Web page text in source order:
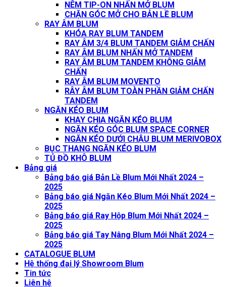
NÊM TIP-ON NHẤN MỞ BLUM
CHẶN GÓC MỞ CHO BẢN LỀ BLUM
RAY ÂM BLUM
KHÓA RAY BLUM TANDEM
RAY ÂM 3/4 BLUM TANDEM GIẢM CHẤN
RAY ÂM BLUM NHẤN MỞ TANDEM
RAY ÂM BLUM TANDEM KHÔNG GIẢM
CHẤN
RAY ÂM BLUM MOVENTO
RÂY ÂM BLUM TOÀN PHẦN GIẢM CHẤN
TANDEM
NGĂN KÉO BLUM
KHAY CHIA NGĂN KÉO BLUM
NGĂN KÉO GÓC BLUM SPACE CORNER
NGĂN KÉO DƯỚI CHẬU BLUM MERIVOBOX
BỤC THANG NGĂN KÉO BLUM
TỦ ĐỒ KHÔ BLUM
Bảng giá
Bảng báo giá Bản Lề Blum Mới Nhất 2024 –
2025
Bảng báo giá Ngăn Kéo Blum Mới Nhất 2024 –
2025
Bảng báo giá Ray Hộp Blum Mới Nhất 2024 –
2025
Bảng báo giá Tay Nâng Blum Mới Nhất 2024 –
2025
CATALOGUE BLUM
Hệ thống đại lý Showroom Blum
Tin tức
Liên hệ